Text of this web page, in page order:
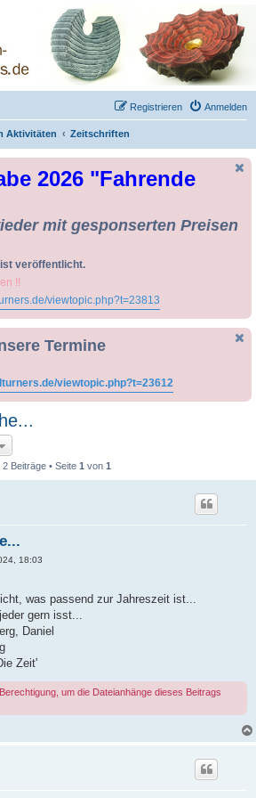
Freunde des Kunsthandwerks Anmelden
Registrieren
Aktivitäten Zeitschriften
2026 "Fahrende
mit gesponserten Preisen
veröffentlicht.
!!
viewtopic.php?t=23813
Termine
viewtopic.php?t=23612
2 Beiträge • Seite 1 von 1
18:03
was passend zur Jahreszeit ist...
gern isst...
Daniel
Zeit'
um die Dateianhänge dieses Beitrags